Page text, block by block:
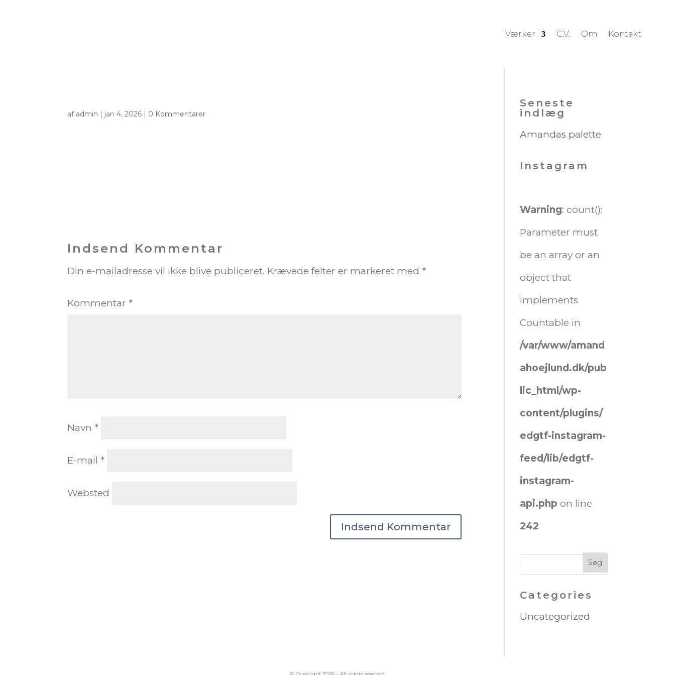
Værker C.V. Om Kontakt
af admin | jan 4, 2026 | 0 Kommentarer
Indsend Kommentar
Din e-mailadresse vil ikke blive publiceret. Krævede felter er markeret med *
Kommentar *
Navn *
E-mail *
Websted
Seneste
indlæg
Amandas palette
Instagram
Warning: count():
Parameter must
be an array or an
object that
implements
Countable in
/var/www/amand
ahoejlund.dk/pub
lic_html/wp-
content/plugins/
edgtf-instagram-
feed/lib/edgtf-
instagram-
api.php on line
242
Categories
Uncategorized
© Copyright 2026 – All rights reserved